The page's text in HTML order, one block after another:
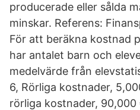
producerade eller sålda
minskar. Referens:
För att beräkna kostnad
har antalet barn och
medelvärde från
6, Rörliga kostnader,
rörliga kostnader, 90,000